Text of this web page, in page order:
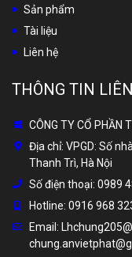
Sản phẩm
Tài liệu
Liên hệ
THÔNG TIN
CÔNG TY CỔ PHẦN
Địa chỉ: VPGD: Số
Thanh Trì, Hà Nội
Số điện thoại: 0989
Hotline: 0916 968
Email: